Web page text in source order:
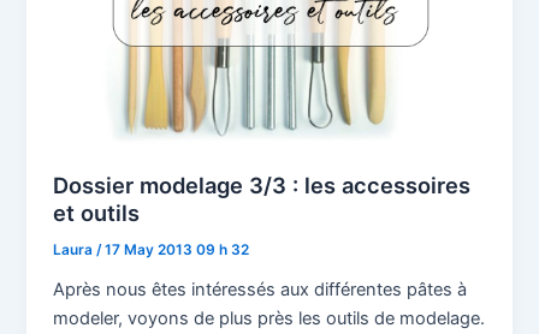
Dossier modelage 3/3 : les accessoires
et outils
Laura /17 May 2013 09 h 32
Après nous êtes intéressés aux différentes pâtes à
modeler, voyons de plus près les outils de modelage.